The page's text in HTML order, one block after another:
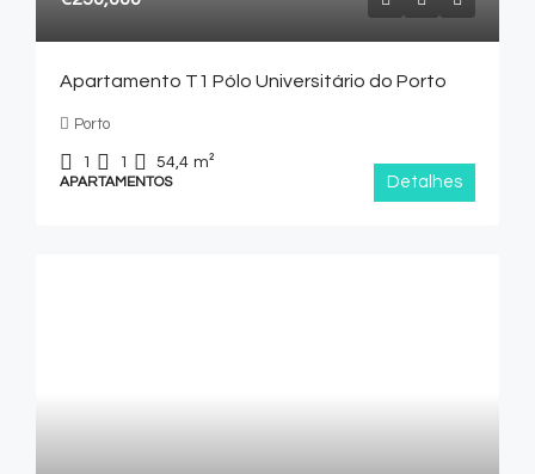
Apartamento T1 Pólo Universitário do Porto
Porto
1 1 54,4 m²
APARTAMENTOS Detalhes